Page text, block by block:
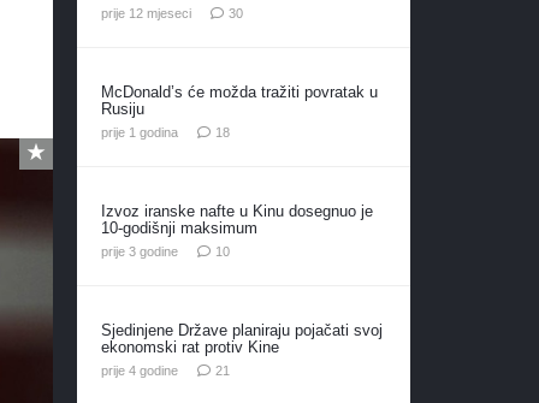
prije 12 mjeseci 30komentara
McDonald’s će možda tražiti povratak u
Rusiju
prije 1 godina 18komentara
Izvoz iranske nafte u Kinu dosegnuo je
10-godišnji maksimum
prije 3 godine 10komentara
Sjedinjene Države planiraju pojačati svoj
ekonomski rat protiv Kine
prije 4 godine 21